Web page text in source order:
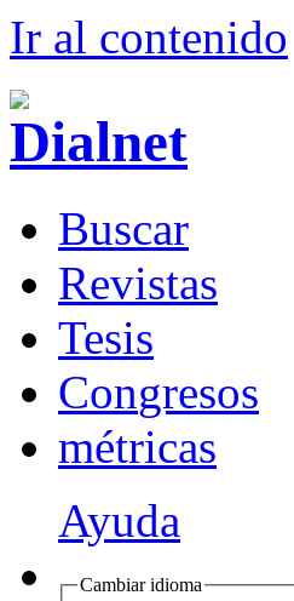
Ir al contenido
Buscar
Revistas
Tesis
Congresos
métricas
Ayuda
Cambiar idioma